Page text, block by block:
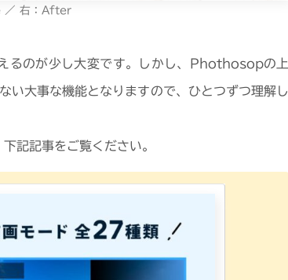
／ 右：After
るのが少し大変です。しかし、Phothosopの上
い大事な機能となりますので、ひとつずつ理解し
記記事をご覧ください。